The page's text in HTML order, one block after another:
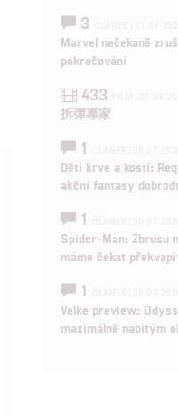
3
Marvel nečekaně
pokračování
433
拆彈專家
1
Děti krve a kostí:
akční fantasy
1
Spider-Man: Zbrusu
máme čekat
1
Velké preview:
maximálně nabitým